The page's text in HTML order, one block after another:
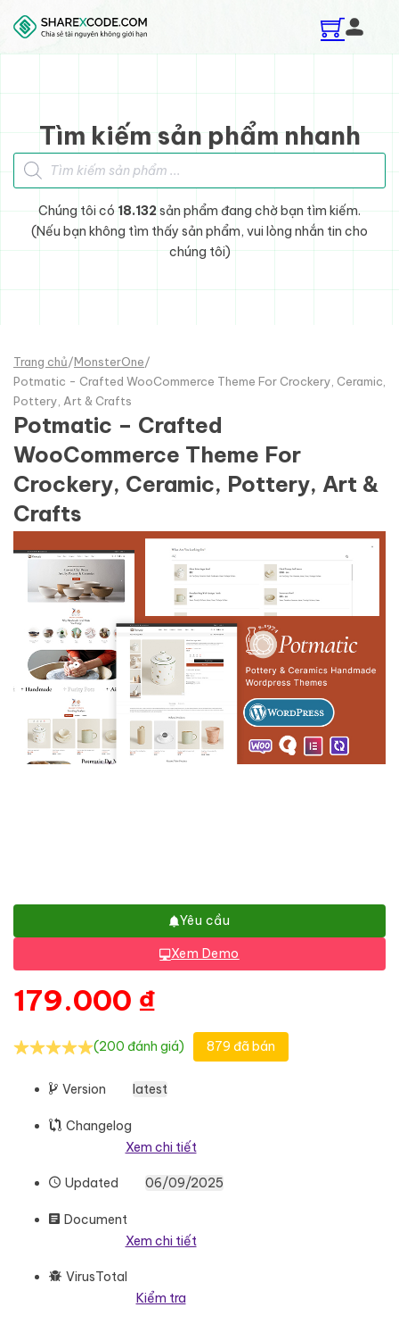
Skip to main content
Skip to footer
Tìm kiếm sản phẩm nhanh
Tìm kiếm sản phẩm
Chúng tôi có 18.132sản phẩm đang chờ bạn tìm kiếm.
(Nếu bạn không tìm thấy sản phẩm, vui lòng nhắn tin cho
chúng tôi)
Trang chủ/MonsterOne/
Potmatic - Crafted WooCommerce Theme For Crockery, Ceramic,
Pottery, Art & Crafts
Potmatic – Crafted
WooCommerce Theme For
Crockery, Ceramic, Pottery, Art &
Crafts
Yêu cầu
Xem Demo
179.000 ₫
(200 đánh giá) 879 đã bán
Version latest
Changelog
Xem chi tiết
Updated 06/09/2025
Document
Xem chi tiết
VirusTotal
Kiểm tra